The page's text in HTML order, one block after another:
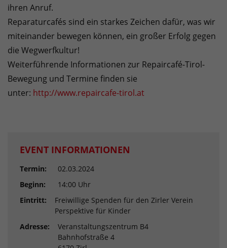
ihren Anruf.
Reparaturcafés sind ein starkes Zeichen dafür, was wir
miteinander bewegen können, ein großer Erfolg gegen
die Wegwerfkultur!
Weiterführende Informationen zur Repaircafé-Tirol-
Bewegung und Termine finden sie
unter: http://www.repaircafe-tirol.at
EVENT INFORMATIONEN
Termin:
02.03.2024
Beginn:
14:00 Uhr
Eintritt:
Freiwillige Spenden für den Zirler Verein
Perspektive für Kinder
Adresse:
Veranstaltungszentrum B4
Bahnhofstraße 4